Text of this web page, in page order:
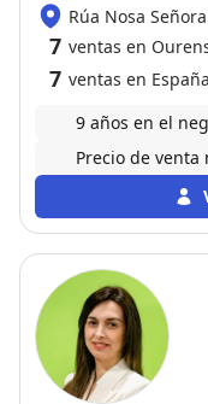
Rúa Nosa
7 ventas en
7 ventas en España
9 años en el
Precio de venta